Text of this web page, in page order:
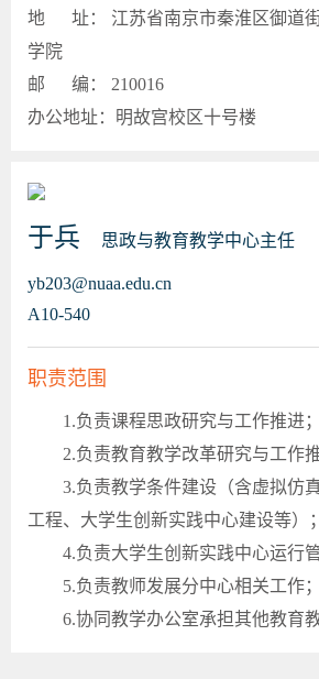
地 址： 江苏省南京市秦淮区御道
学院
邮 编： 210016
办公地址：明故宫校区十号楼
于兵 思政与教育教学中心主任
yb203@nuaa.edu.cn
A10-540
职责范围
1.负责课程思政研究与工作推进；
2.负责教育教学改革研究与工作推
3.负责教学条件建设（含虚拟仿
工程、大学生创新实践中心建设等）；
4.负责大学生创新实践中心运行管
5.负责教师发展分中心相关工作；
6.协同教学办公室承担其他教育